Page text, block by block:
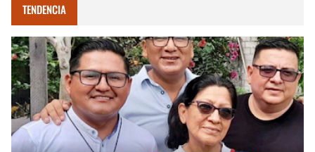
TENDENCIA